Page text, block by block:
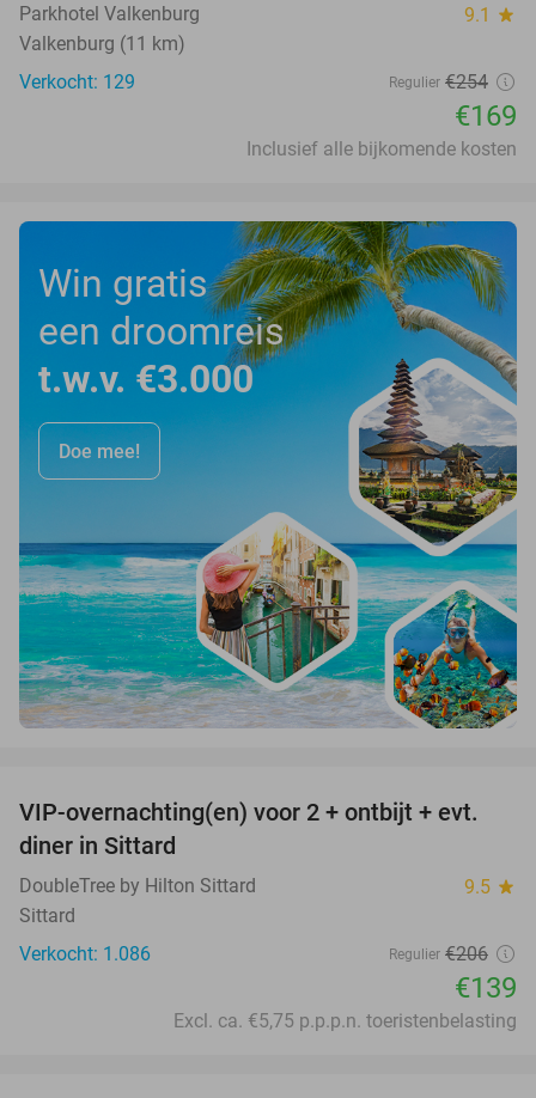
Parkhotel Valkenburg 9.1 star
Valkenburg (11 km)
Verkocht: 129
Regulier €254
€169
Inclusief alle bijkomende kosten
Win gratis
een droomreis
t.w.v. €3.000
Doe mee!
33%
VIP-overnachting(en) voor 2 + ontbijt + evt.
diner in Sittard
DoubleTree by Hilton Sittard 9.5 star
Sittard
Verkocht: 1.086
Regulier €206
€139
Excl. ca. €5,75 p.p.p.n. toeristenbelasting